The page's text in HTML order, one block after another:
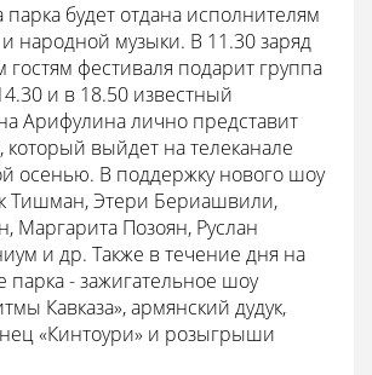
парка будет отдана исполнителям
народной музыки. В 11.30 заряд
гостям фестиваля подарит группа
и в 18.50 известный
Арифулина лично представит
выйдет на телеканале
осенью. В поддержку нового шоу
Тишман, Этери Бериашвили,
Маргарита Позоян, Руслан
и др. Также в течение дня на
парка - зажигательное шоу
Кавказа», армянский дудук,
«Кинтоури» и розыгрыши